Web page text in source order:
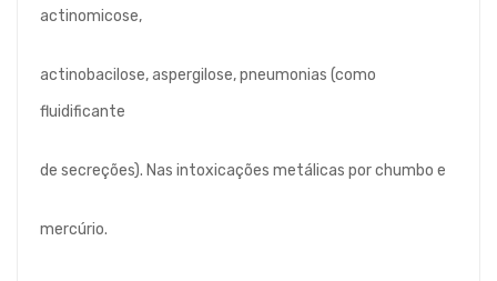
actinomicose,
actinobacilose, aspergilose, pneumonias (como
fluidificante
de secreções). Nas intoxicações metálicas por chumbo e
mercúrio.